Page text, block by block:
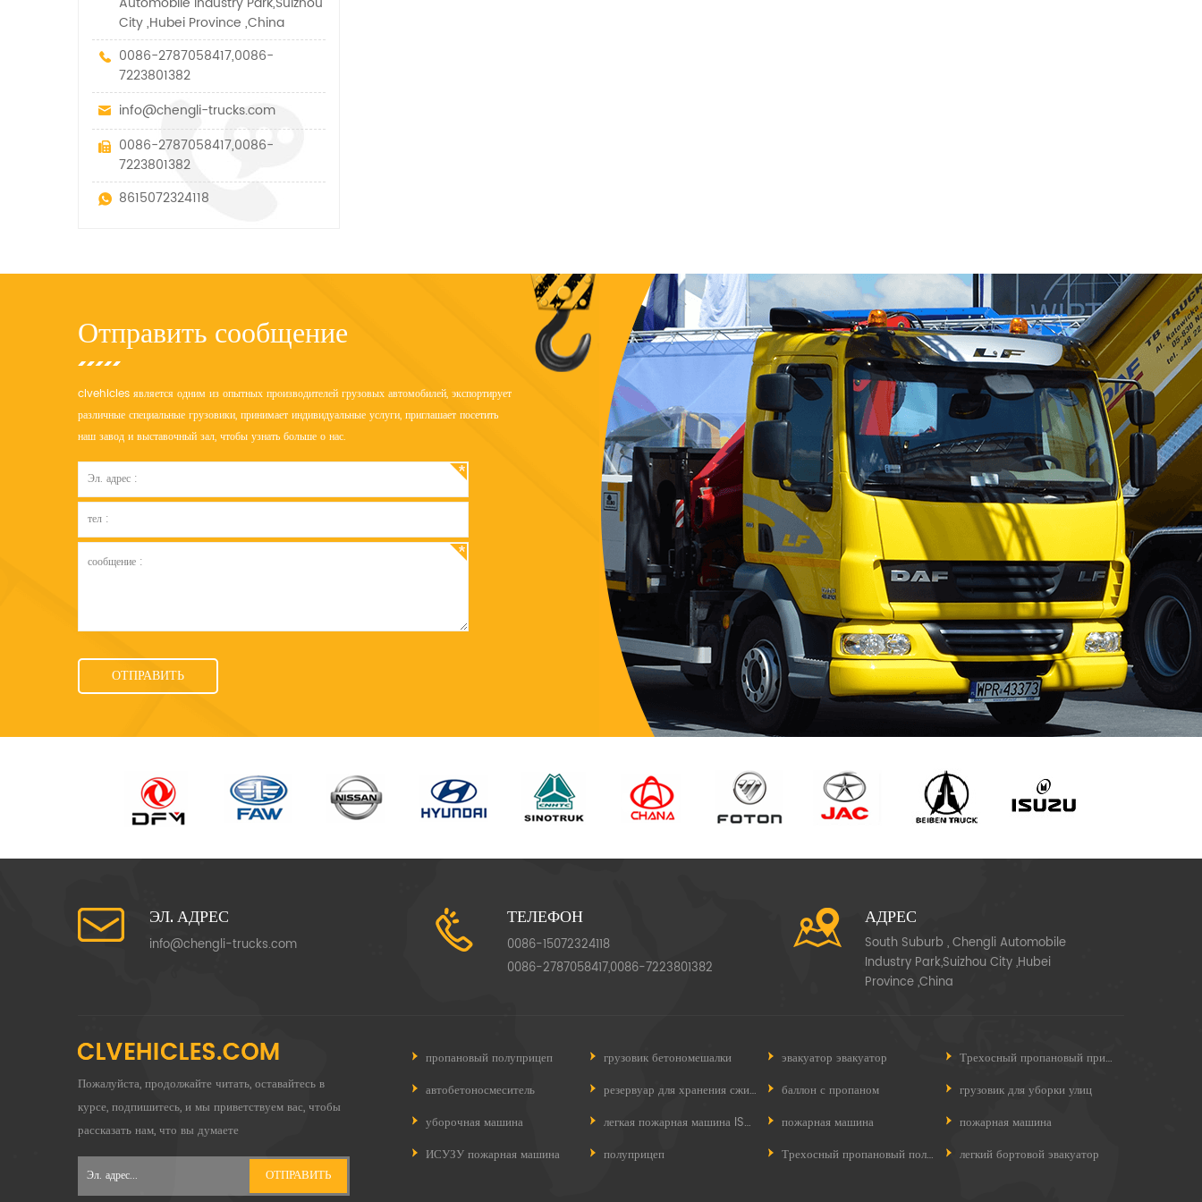
City ,Hubei Province ,China
0086-2787058417,0086-
7223801382
info@chengli-trucks.com
0086-2787058417,0086-
7223801382
8615072324118
Отправить сообщение
clvehicles является одним из опытных производителей грузовых автомобилей, экспортирует
различные специальные грузовики, принимает индивидуальные услуги, приглашает посетить
наш завод и выставочный зал, чтобы узнать больше о нас.
ЭЛ. АДРЕС
info@chengli-trucks.com
ТЕЛЕФОН
0086-15072324118
0086-2787058417,0086-7223801382
АДРЕС
South Suburb , Chengli Automobile
Industry Park,Suizhou City ,Hubei
Province ,China
Пожалуйста, продолжайте читать, оставайтесь в
курсе, подпишитесь, и мы приветствуем вас, чтобы
рассказать нам, что вы думаете
пропановый полуприцеп грузовик бетономешалки эвакуатор эвакуатор
Трехосный пропановый прицеп
автобетоносмеситель
резервуар для хранения сжиженного нефтяного газа баллон с пропаном
грузовик для уборки улиц
уборочная машина
легкая пожарная машина ISUZU пожарная машина
пожарная машина
ИСУЗУ пожарная машина
полуприцеп Трехосный пропановый полуприцеп легкий бортовой эвакуатор